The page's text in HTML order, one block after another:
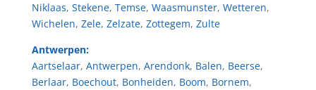
Niklaas, Stekene, Temse, Waasmunster, Wetteren,
Wichelen, Zele, Zelzate, Zottegem, Zulte
Antwerpen:
Aartselaar, Antwerpen, Arendonk, Balen, Beerse,
Berlaar, Boechout, Bonheiden, Boom, Bornem,